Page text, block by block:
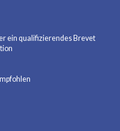
ein qualifizierendes Brevet